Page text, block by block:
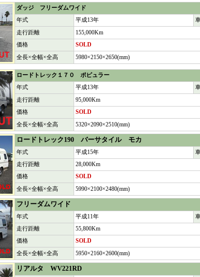
ダッジ フリーダムワイド
年式
平成13年
走行距離
155,000Km
価格
SOLD
全長×全幅×全高
5980×2150×2650(mm)
ロードトレック１７０ ポピュラー
年式
平成13年
走行距離
95,000Km
価格
SOLD
全長×全幅×全高
5320×2090×2510(mm)
ロードトレック190 バーサタイル モカ
年式 平成15年
走行距離
28,000Km
価格
SOLD
全長×全幅×全高
5990×2100×2480(mm)
フリーダムワイド
年式 平成11年
走行距離
55,800Km
価格
SOLD
全長×全幅×全高
5950×2160×2600(mm)
リアルタ WV221RD